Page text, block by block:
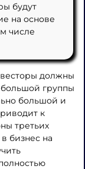
будут
на основе
числе
должны
группы
большой и
к
третьих
бизнес на